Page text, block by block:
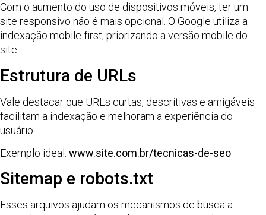
Com o aumento do uso de dispositivos móveis, ter um
site responsivo não é mais opcional. O Google utiliza a
indexação mobile-first, priorizando a versão mobile do
site.
Estrutura de URLs
Vale destacar que URLs curtas, descritivas e amigáveis
facilitam a indexação e melhoram a experiência do
usuário.
Exemplo ideal: www.site.com.br/tecnicas-de-seo
Sitemap e robots.txt
Esses arquivos ajudam os mecanismos de busca a